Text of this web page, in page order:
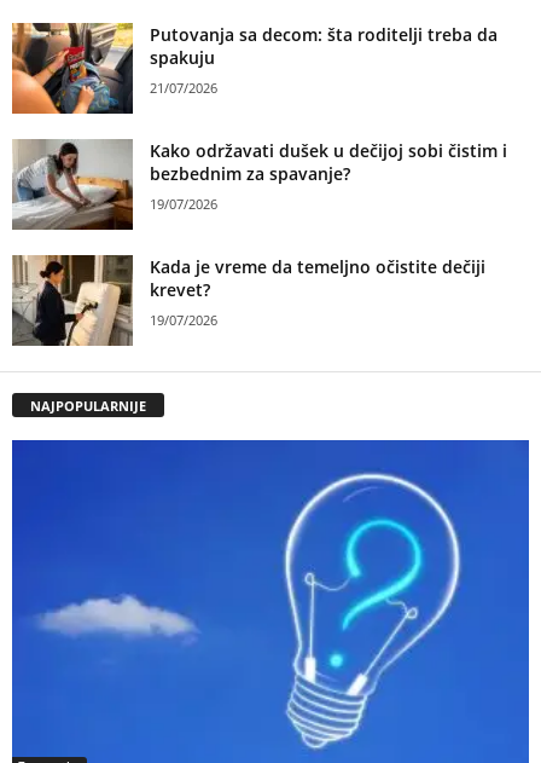
Putovanja sa decom: šta roditelji treba da
spakuju
21/07/2026
Kako održavati dušek u dečijoj sobi čistim i
bezbednim za spavanje?
19/07/2026
Kada je vreme da temeljno očistite dečiji
krevet?
19/07/2026
NAJPOPULARNIJE